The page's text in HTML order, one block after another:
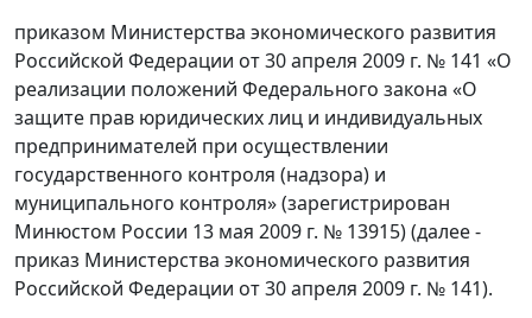
приказом Министерства экономического развития
Российской Федерации от 30 апреля 2009 г. № 141 «О
реализации положений Федерального закона «О
защите прав юридических лиц и индивидуальных
предпринимателей при осуществлении
государственного контроля (надзора) и
муниципального контроля» (зарегистрирован
Минюстом России 13 мая 2009 г. № 13915) (далее -
приказ Министерства экономического развития
Российской Федерации от 30 апреля 2009 г. № 141).